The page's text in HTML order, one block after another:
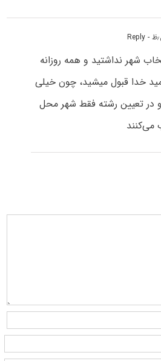
- Reply
شهر نداشتید و همه روزانه
خدا قبول میشید، چون خیلی
در تعیین رشته فقط شهر محل
می‌کنند